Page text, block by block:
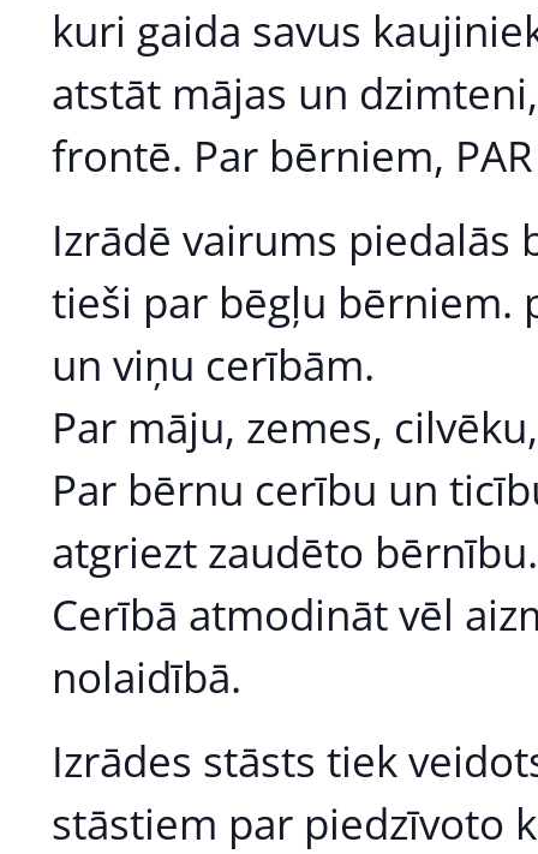
kuri gaida savus
atstāt mājas un
frontē. Par bērniem, PAR
Izrādē vairums
tieši par bēgļu bērniem.
un viņu cerībām.
Par māju, zemes,
Par bērnu cerību un
atgriezt zaudēto bērnību.
Cerībā atmodināt vēl
nolaidībā.
Izrādes stāsts tiek
stāstiem par piedzīvoto